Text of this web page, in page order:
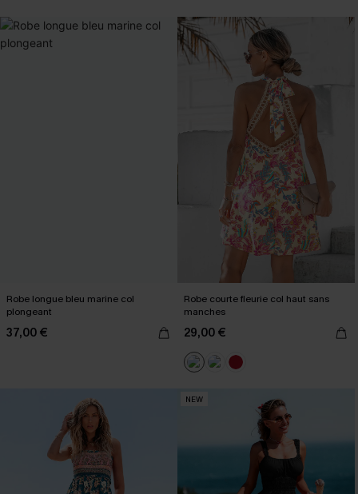
Robe longue bleu marine col
plongeant
37,00 €
Robe courte fleurie col haut sans
manches
29,00 €
NEW